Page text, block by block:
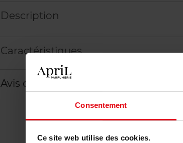
Consentement
Ce site web utilise des cookies.
Description
Caractéristiques
Avis client